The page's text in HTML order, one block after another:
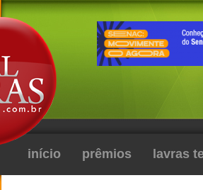
início prêmios lavras